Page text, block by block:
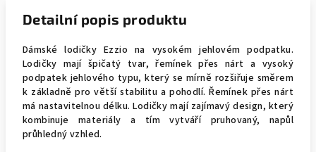
Detailní popis produktu
Dámské lodičky Ezzio na vysokém jehlovém podpatku.
Lodičky mají špičatý tvar, řemínek přes nárt a vysoký
podpatek jehlového typu, který se mírně rozšiřuje směrem
k základně pro větší stabilitu a pohodlí. Řemínek přes nárt
má nastavitelnou délku. Lodičky mají zajímavý design, který
kombinuje materiály a tím vytváří pruhovaný, napůl
průhledný vzhled.